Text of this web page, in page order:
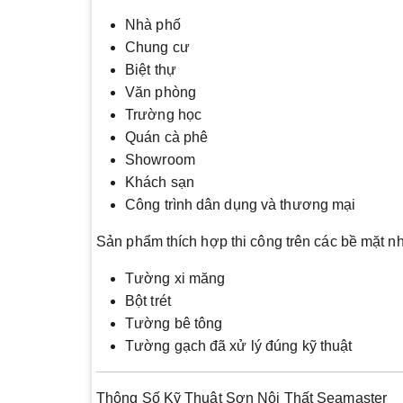
Nhà phố
Chung cư
Biệt thự
Văn phòng
Trường học
Quán cà phê
Showroom
Khách sạn
Công trình dân dụng và thương mại
Sản phẩm thích hợp thi công trên các bề mặt
Tường xi măng
Bột trét
Tường bê tông
Tường gạch đã xử lý đúng kỹ thuật
Thông Số Kỹ Thuật Sơn Nội Thất Seamaster